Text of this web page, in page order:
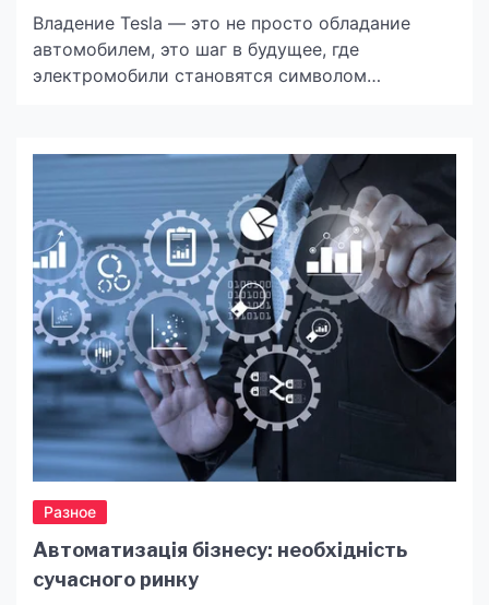
Владение Tesla — это не просто обладание
автомобилем, это шаг в будущее, где
электромобили становятся символом
требует специализированного подхода в
обслуживании и ремонте. Почему же так важно
доверить ремонт Тесла опытным
специалистам? Давайте разберемся.
Технологическая сложность Tesla Tesla — это
не обычный автомобиль. Уникальные […]
Разное
Автоматизація бізнесу: необхідність
сучасного ринку